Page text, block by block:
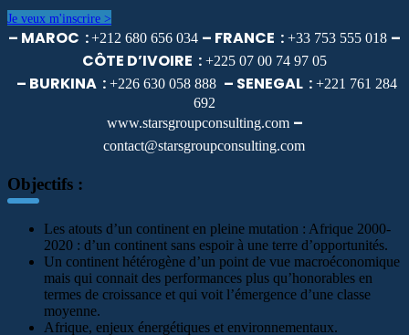
Je veux m'inscrire >
– MAROC :+212 680 656 034 – FRANCE : +33 753 555 018 –
CÔTE D’IVOIRE : +225 07 00 74 97 05
– BURKINA :+226 630 058 888 – SENEGAL :+221 761 284
692
www.starsgroupconsulting.com –
contact@starsgroupconsulting.com
Objectifs :
Les atouts d’un continent en pleine mutation : Afrique 2000-
2020 : d’un continent sans espoir à une terre d’opportunités.
Un continent hétérogène d’un point de vue macroéconomique
mais qui connait des performances plus qu’honorables en
termes de croissance et qui voit l’émergence d’une classe
moyenne.
Afrique, enjeux énergétiques et environnementaux.